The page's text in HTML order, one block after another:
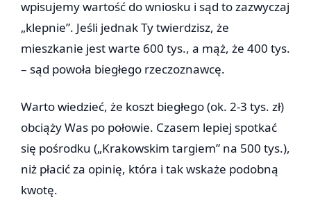
wpisujemy wartość do wniosku i sąd to zazwyczaj
„klepnie”. Jeśli jednak Ty twierdzisz, że
mieszkanie jest warte 600 tys., a mąż, że 400 tys.
– sąd powoła biegłego rzeczoznawcę.
Warto wiedzieć, że koszt biegłego (ok. 2-3 tys. zł)
obciąży Was po połowie. Czasem lepiej spotkać
się pośrodku („Krakowskim targiem” na 500 tys.),
niż płacić za opinię, która i tak wskaże podobną
kwotę.